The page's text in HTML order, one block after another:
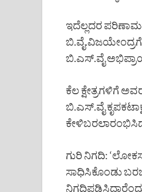
ಇದೆಲ್ಲದರ
ಬಿ.ವೈ.ವಿಜಯೇಂದ್ರಗೆ
ಬಿ.ಎಸ್.ವೈ
ಕೆಲ ಕ್ಷೇತ್ರಗಳಿಗೆ
ಬಿ.ಎಸ್.ವೈ
ಗುರಿ ನಿಗದಿ:
ಸಾಧಿಸಿಕೊಂಡು